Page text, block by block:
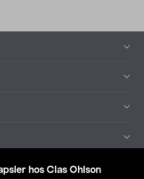
hos Clas Ohlson